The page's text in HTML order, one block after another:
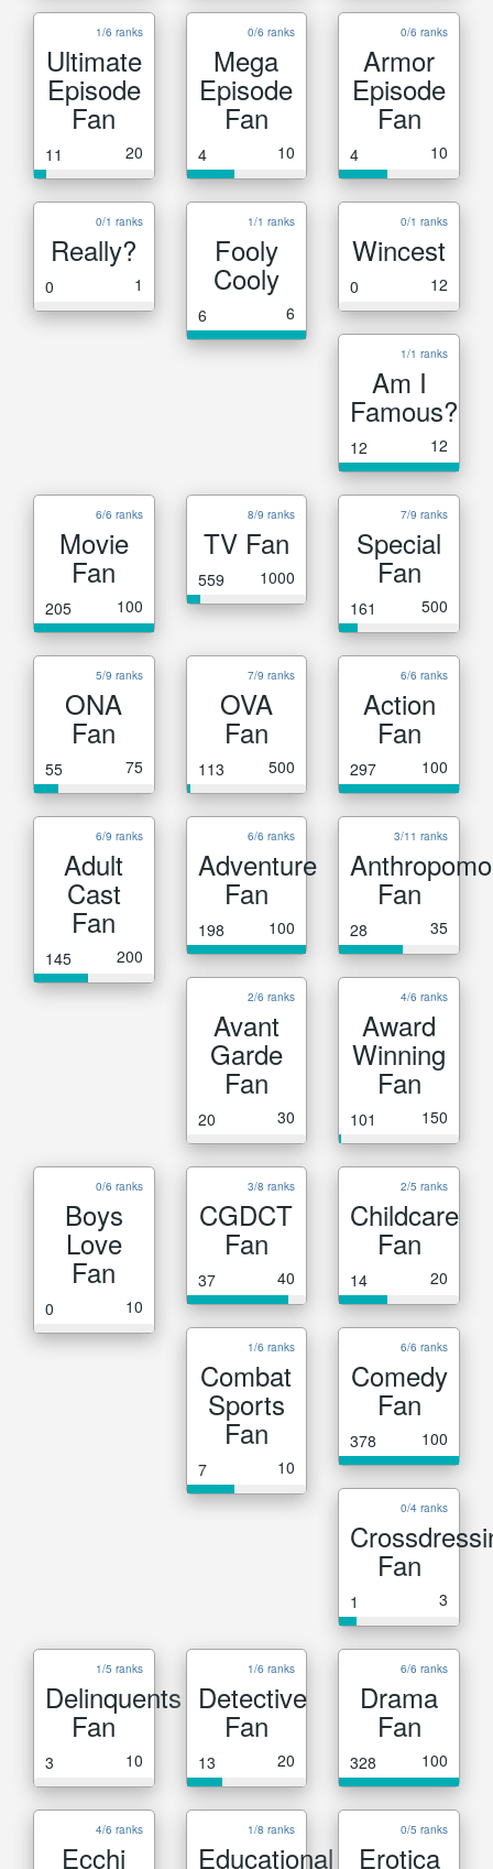
1/6 ranks
Ultimate
Episode
Fan
11 20
0/6 ranks
Mega
Episode
Fan
4 10
0/6 ranks
Armor
Episode
Fan
4 10
0/1 ranks
Really?
0 1
1/1 ranks
Fooly
Cooly
6 6
0/1 ranks
Wincest
0 12
1/1 ranks
Am I
Famous?
12 12
6/6 ranks
Movie
Fan
205 100
8/9 ranks
TV Fan
559 1000
7/9 ranks
Special
Fan
161 500
5/9 ranks
ONA
Fan
55 75
7/9 ranks
OVA
Fan
113 500
6/6 ranks
Action
Fan
297 100
6/9 ranks
Adult
Cast
Fan
145 200
6/6 ranks
Adventure
Fan
198 100
3/11 ranks
Fan
28 35
2/6 ranks
Avant
Garde
Fan
20 30
4/6 ranks
Award
Winning
Fan
101 150
0/6 ranks
Boys
Love
Fan
0 10
3/8 ranks
CGDCT
Fan
37 40
2/5 ranks
Childcare
Fan
14 20
1/6 ranks
Combat
Sports
Fan
7 10
6/6 ranks
Comedy
Fan
378 100
0/4 ranks
Fan
1 3
1/5 ranks
Delinquents
Fan
3 10
1/6 ranks
Detective
Fan
13 20
6/6 ranks
Drama
Fan
328 100
4/6 ranks
Ecchi
1/8 ranks
Educational
0/5 ranks
Erotica